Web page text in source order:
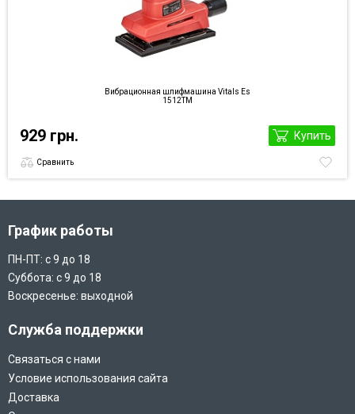
Вибрационная шлифмашина Vitals Es
1512TM
929 грн. Купить
Сравнить
График работы
ПН-ПТ: с 9 до 18
Суббота: с 9 до 18
Воскресенье: выходной
Служба поддержки
Связаться с нами
Условие использования сайта
Доставка